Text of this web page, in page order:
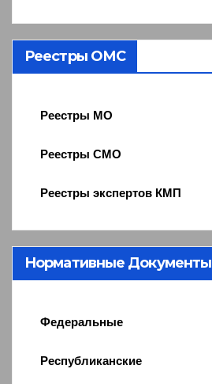
Реестры ОМС
Реестры МО
Реестры СМО
Реестры экспертов КМП
Нормативные Документы
Федеральные
Республиканские